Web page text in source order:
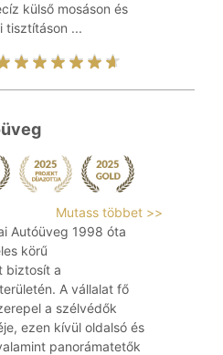
külső mosáson és
tisztításon ...
Mutass többet >>
Autóüveg 1998 óta
körű
biztosít a
A vállalat fő
a szélvédők
ezen kívül oldalsó és
panorámatetők